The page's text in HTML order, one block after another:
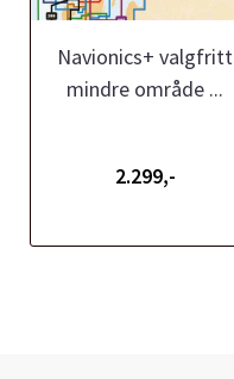
Navionics+ valgfritt
mindre område ...
2.299,-